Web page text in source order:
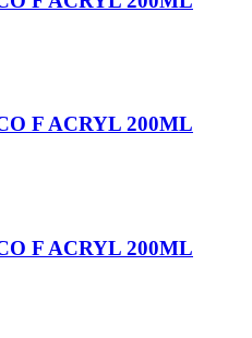
F ACRYL 200ML
F ACRYL 200ML